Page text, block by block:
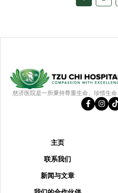
慈济医院是一所秉持尊重生命、珍惜生
主页
联系我们
新闻与文章